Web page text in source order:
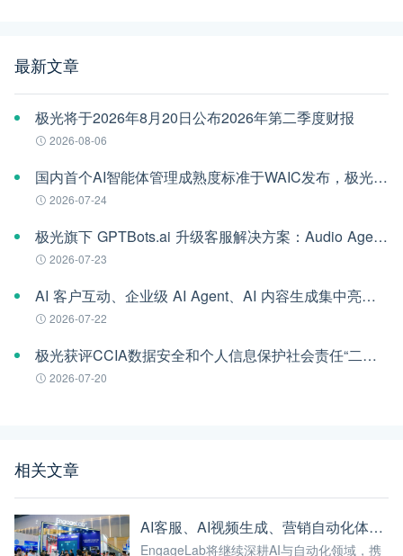
最新文章
极光将于2026年8月20日公布2026年第二季度财报
2026-08-06
国内首个AI智能体管理成熟度标准于WAIC发布，极光参编
2026-07-24
极光旗下 GPTBots.ai 升级客服解决方案：Audio Agent 打通企业通信线路，LINE 客服插件 2.0 同步上线
2026-07-23
AI 客户互动、企业级 AI Agent、AI 内容生成集中亮相！极光旗下EngageLab WAIC 2026 现场回顾
2026-07-22
极光获评CCIA数据安全和个人信息保护社会责任“二星级”单位
2026-07-20
相关文章
AI客服、AI视频生成、营销自动化体验全线爆满！极光旗下EngageLab杭交会现场高能回顾
EngageLab将继续深耕AI与自动化领域，携